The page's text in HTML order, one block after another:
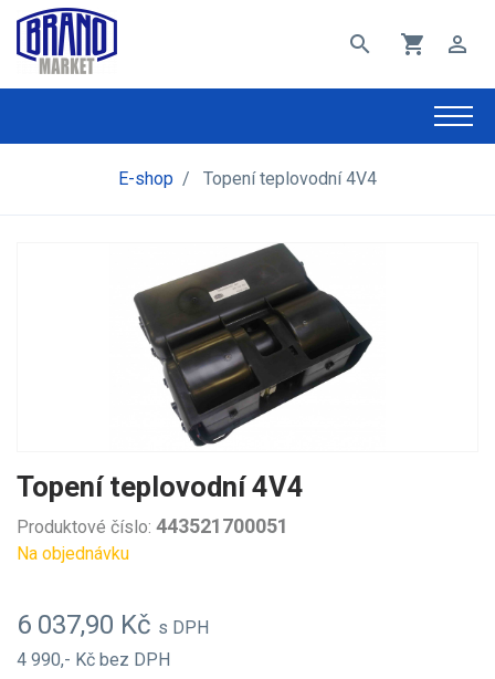
search shopping_cart perm_identity
E-shop / Topení teplovodní 4V4
Topení teplovodní 4V4
Produktové číslo: 443521700051
Na objednávku
6 037,90 Kč s DPH
4 990,- Kč bez DPH